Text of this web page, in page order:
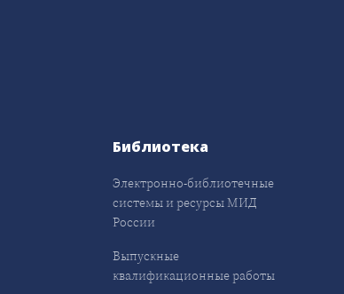
Библиотека
Электронно-библиотечные
системы и ресурсы МИД
России
Выпускные
квалификационные работы